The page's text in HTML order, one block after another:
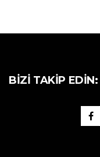
BIZI TAKIP EDIN: